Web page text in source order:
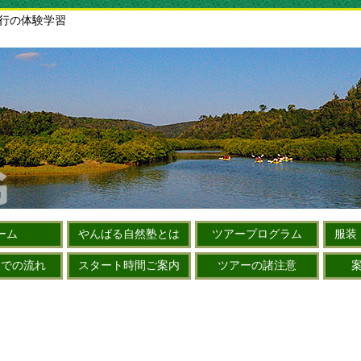
の体験学習
ム やんばる自然塾とは ツアープログラム 服装
の流れ スタート時間ご案内 ツアーの諸注意